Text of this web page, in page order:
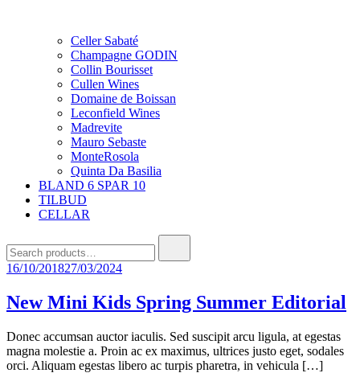
Celler Sabaté
Champagne GODIN
Collin Bourisset
Cullen Wines
Domaine de Boissan
Leconfield Wines
Madrevite
Mauro Sebaste
MonteRosola
Quinta Da Basilia
BLAND 6 SPAR 10
TILBUD
CELLAR
16/10/201827/03/2024
New Mini Kids Spring Summer Editorial
Donec accumsan auctor iaculis. Sed suscipit arcu ligula, at egestas
magna molestie a. Proin ac ex maximus, ultrices justo eget, sodales
orci. Aliquam egestas libero ac turpis pharetra, in vehicula […]